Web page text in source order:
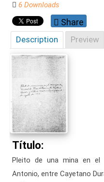
6 Downloads
Share
Description Preview
Título:
Pleito de una mina en el
Antonio, entre Cayetano